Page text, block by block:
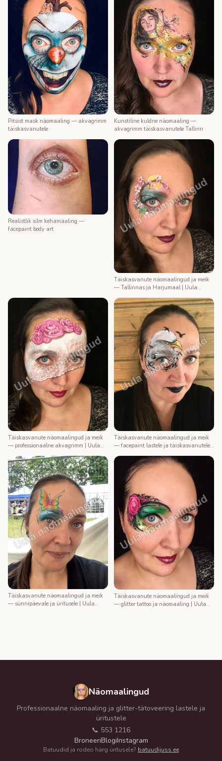
Pitsist mask näomaaling — akvagrimm
täiskasvanutele
Kunstiline kuldne näomaaling —
akvagrimm täiskasvanutele Tallinn
Realistlik silm kehamaaling —
facepaint body art
Täiskasvanute näomaalingud ja meik
— Tallinnas ja Harjumaal | Uula
Täiskasvanute näomaalingud ja meik
— professionaalne akvagrimm | Uula
Täiskasvanute näomaalingud ja meik
— facepaint lastele ja täiskasvanutele |
Täiskasvanute näomaalingud ja meik
— sünnipäevale ja üritusele | Uula
Täiskasvanute näomaalingud ja meik
— glitter tattoo ja näomaaling | Uula
Näomaalingud
Professionaalne näomaaling ja glitter-tätoveering lastele ja
üritustele
📞 553 1216
BroneeriBlogiInstagram
Batuudid ja rodeo härg üritusele? batuudijuss.ee